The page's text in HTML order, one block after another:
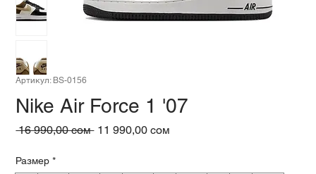
Артикул: BS-0156
Nike Air Force 1 '07
16 990,00 сом Обычная
11 990,00 сом
Размер *